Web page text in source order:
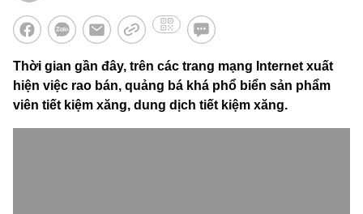
Thời gian gần đây, trên các trang mạng Internet xuất
hiện việc rao bán, quảng bá khá phổ biển sản phẩm
viên tiết kiệm xăng, dung dịch tiết kiệm xăng.